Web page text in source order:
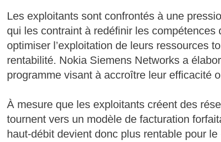
Les exploitants sont confrontés à une
qui les contraint à redéfinir les
optimiser l’exploitation de leurs ressources
rentabilité. Nokia Siemens Networks a
programme visant à accroître leur efficacité
À mesure que les exploitants créent des
tournent vers un modèle de facturation
haut-débit devient donc plus rentable pour le